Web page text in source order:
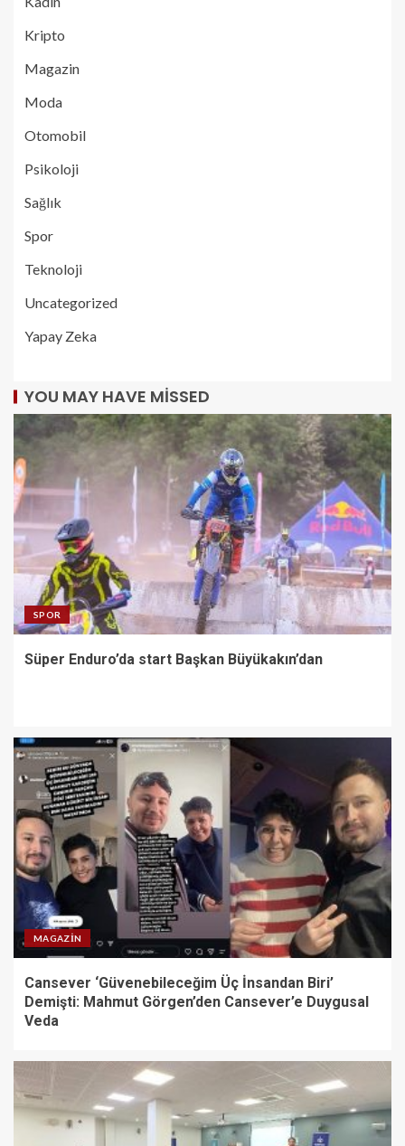
Kripto
Magazin
Moda
Otomobil
Psikoloji
Sağlık
Spor
Teknoloji
Uncategorized
Yapay Zeka
YOU MAY HAVE MISSED
SPOR
Süper Enduro’da start Başkan Büyükakın’dan
MAGAZIN
Cansever ‘Güvenebileceğim Üç İnsandan Biri’
Demişti: Mahmut Görgen’den Cansever’e Duygusal
Veda